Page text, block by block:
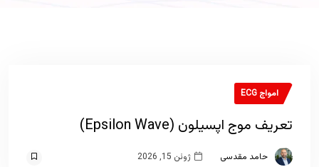
امواج ECG
تعریف موج اپسیلون (Epsilon Wave)
حامد مقدسی ژوئن 15, 2026